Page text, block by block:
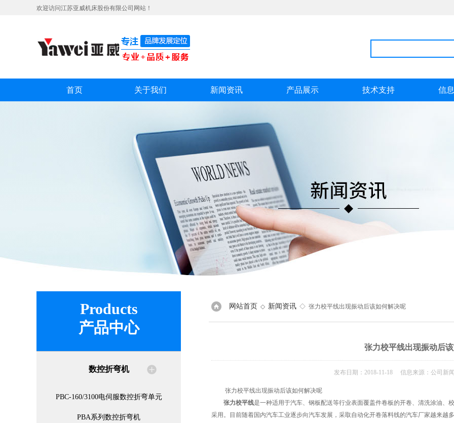
欢迎访问江苏亚威机床股份有限公司网站！
首页 关于我们 新闻资讯 产品展示 技术支持 信
Products
产品中心
数控折弯机
PBC-160/3100电伺服数控折弯单元
PBA系列数控折弯机
网站首页 ◇ 新闻资讯 ◇ 张力校平线出现振动后该如何解决呢
张力校平线出现振动后
发布日期：2018-11-18 信息来源：公司
张力校平线出现振动后该如何解决呢
张力校平线是一种适用于汽车、钢板配送等行业表面覆盖件卷板的开卷、清洗涂油
采用。目前随着国内汽车工业逐步向汽车发展，采取自动化开卷落料线的汽车厂家越来越